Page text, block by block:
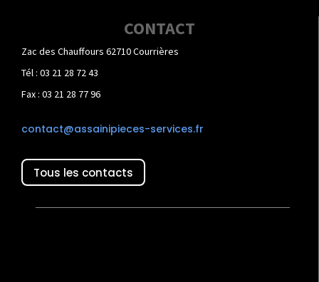
CONTACT
Zac des Chauffours 62710 Courrières
Tél : 03 21 28 72 43
Fax : 03 21 28 77 96
contact@assainipieces-services.fr
Tous les contacts